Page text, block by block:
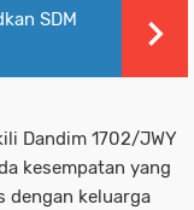
SDM
Dandim 1702/JWY
kesempatan yang
dengan keluarga